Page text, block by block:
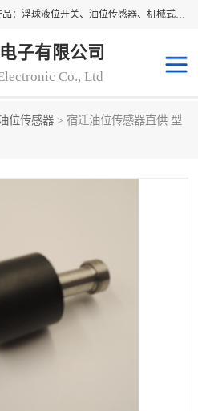
东莞市柏奥电子有限公司主要经营产品：浮球液位开关、油位传感器、机械式油表、浮球液位计、水位控制浮球阀、料位开关，水流开关、油水位控制配套仪表等。柏奥电子，您可信赖的合作伙伴
子有限公司
Co., Ltd
位传感器 > 宿迁油位传感器直供 型
水流开关
浮球阀
转速表